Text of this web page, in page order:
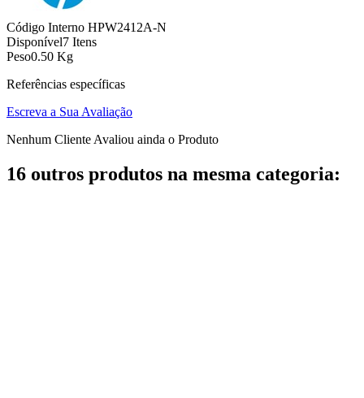
Código Interno HPW2412A-N
Disponível7 Itens
Peso0.50 Kg
Referências específicas
Escreva a Sua Avaliação
Nenhum Cliente Avaliou ainda o Produto
16 outros produtos na mesma categoria: